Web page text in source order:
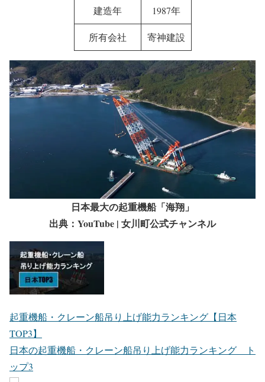
建造年 1987年
所有会社 寄神建設
日本最大の起重機船「海翔」
出典：YouTube | 女川町公式チャンネル
起重機船・クレーン船吊り上げ能力ランキング【日本
TOP3】
日本の起重機船・クレーン船吊り上げ能力ランキング ト
ップ3